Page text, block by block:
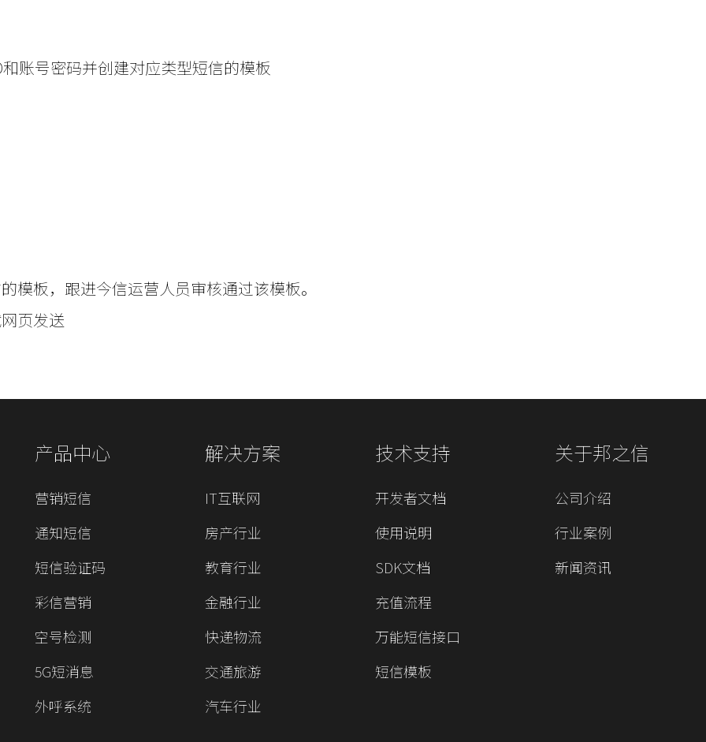
账号密码并创建对应类型短信的模板
模板，跟进今信运营人员审核通过该模板。
页发送
产品中心
营销短信
通知短信
短信验证码
彩信营销
空号检测
5G短消息
外呼系统
解决方案
IT互联网
房产行业
教育行业
金融行业
快递物流
交通旅游
汽车行业
技术支持
开发者文档
使用说明
SDK文档
充值流程
万能短信接口
短信模板
关于邦之信
公司介绍
行业案例
新闻资讯